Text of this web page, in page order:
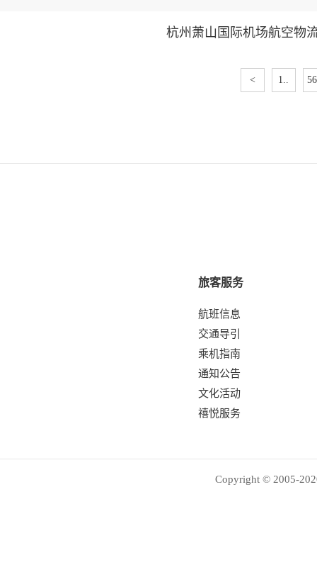
杭州萧山国际机场航空物
< 1..
旅客服务
航班信息
交通导引
乘机指南
通知公告
文化活动
禧悦服务
Copyright © 2005-